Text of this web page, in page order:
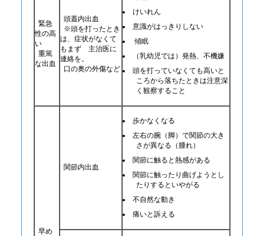
緊急
性の高
い
重篤
な出血
頭蓋内出血
※頭を打ったとき
は、症状がなくて
もまず 主治医に
連絡を。
口の奥の外傷など
けいれん
意識がはっきりしない
傾眠
（乳幼児では）発熱、不機嫌
頭を打っていなくても高いと
ころから落ちたときは注意深
く観察すること
早め
関節内出血
歩かなくなる
左右の腕（脚）で関節の大き
さが異なる（腫れ）
関節に触ると熱感がある
関節に触ったり曲げようとし
たりするといやがる
不自然な動き
痛いと訴える